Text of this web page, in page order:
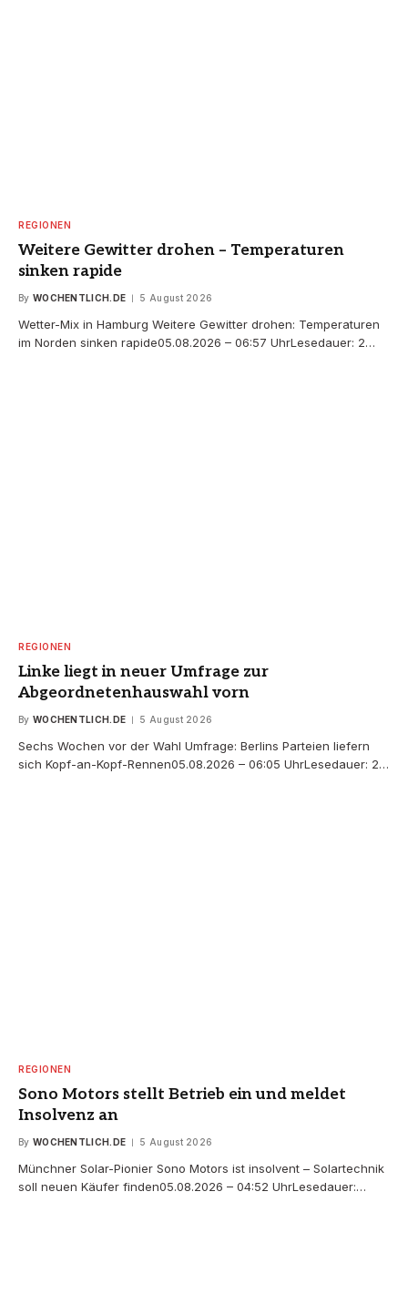
REGIONEN
Weitere Gewitter drohen – Temperaturen
sinken rapide
By WOCHENTLICH.DE 5 August 2026
Wetter-Mix in Hamburg Weitere Gewitter drohen: Temperaturen
im Norden sinken rapide05.08.2026 – 06:57 UhrLesedauer: 2…
REGIONEN
Linke liegt in neuer Umfrage zur
Abgeordnetenhauswahl vorn
By WOCHENTLICH.DE 5 August 2026
Sechs Wochen vor der Wahl Umfrage: Berlins Parteien liefern
sich Kopf-an-Kopf-Rennen05.08.2026 – 06:05 UhrLesedauer: 2…
REGIONEN
Sono Motors stellt Betrieb ein und meldet
Insolvenz an
By WOCHENTLICH.DE 5 August 2026
Münchner Solar-Pionier Sono Motors ist insolvent – Solartechnik
soll neuen Käufer finden05.08.2026 – 04:52 UhrLesedauer:…